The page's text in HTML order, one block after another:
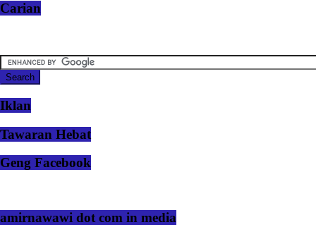
Carian
Iklan
Tawaran Hebat
Geng Facebook
amirnawawi dot com in media